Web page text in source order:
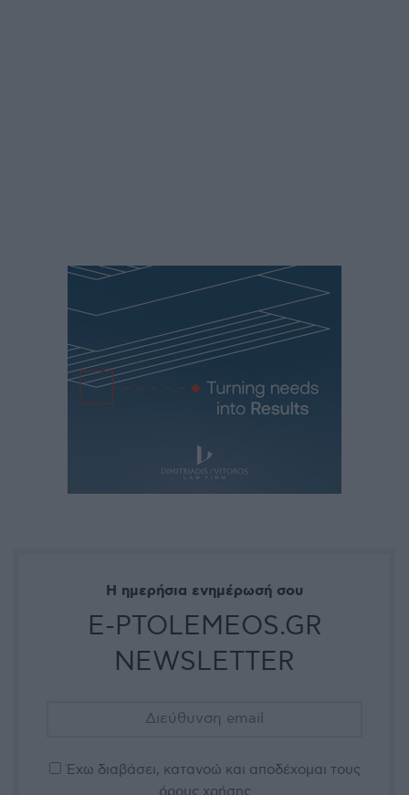
Η ημερήσια ενημέρωσή σου
E-PTOLEMEOS.GR
NEWSLETTER
Έχω διαβάσει, κατανοώ και αποδέχομαι τους
όρους χρήσης